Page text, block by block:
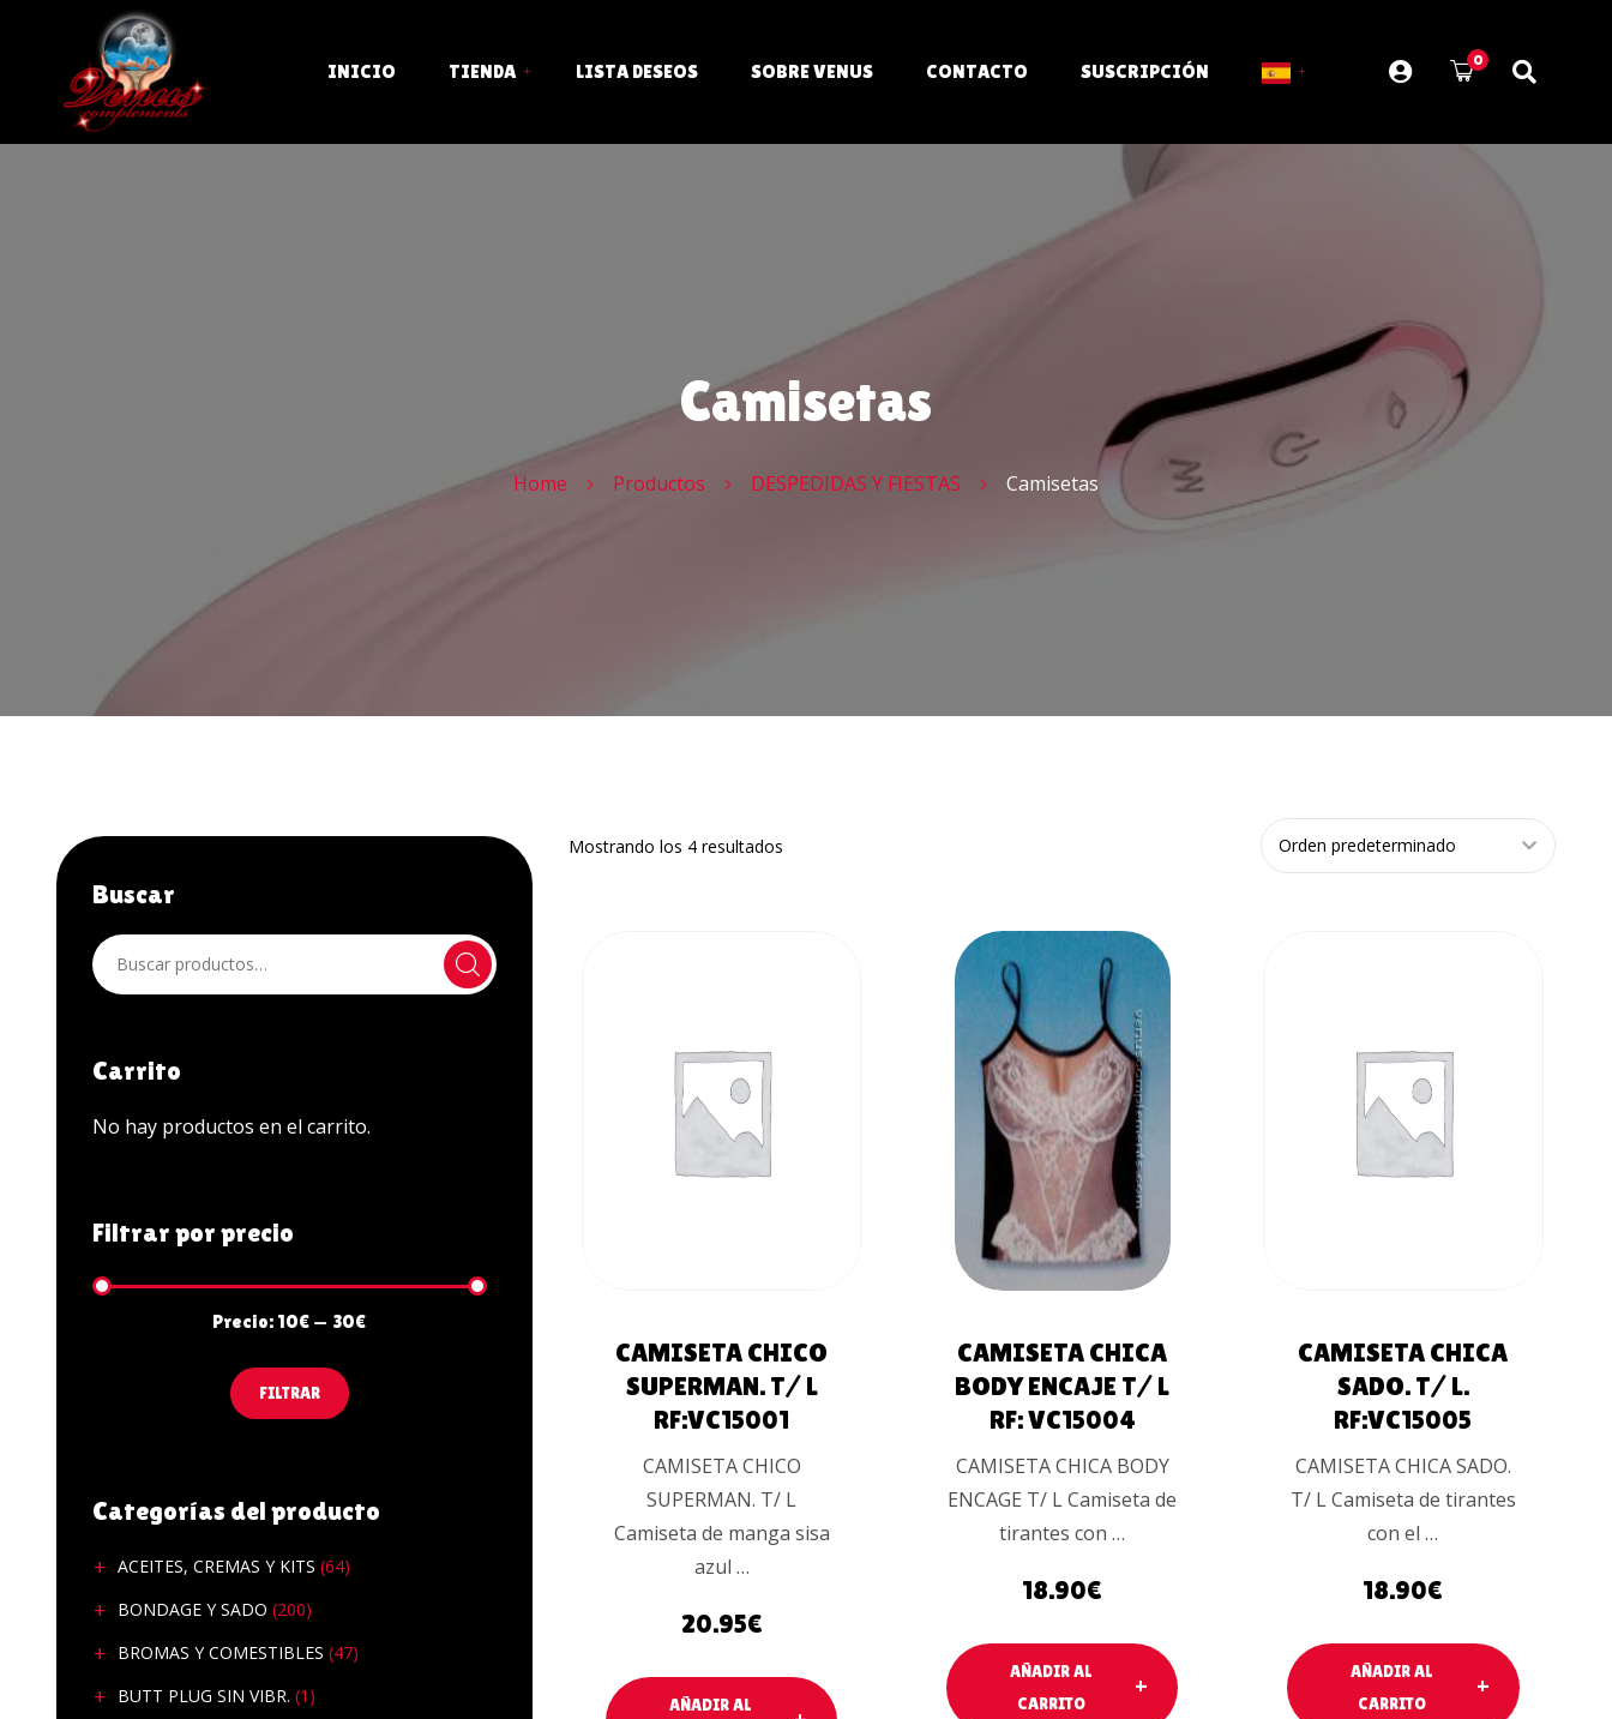
INICIO TIENDA
DESPEDIDAS Y FIESTAS
DISFRACES
LENCERÍA HOMBRE
OTROS
LISTA DESEOS SOBRE VENUS CONTACTO SUSCRIPCIÓN 0
Camisetas
Home Productos DESPEDIDAS Y FIESTAS Camisetas
Mostrando los 4 resultados
AÑADIR AL
CARRITO
CAMISETA CHICO
SUPERMAN. T/ L
RF:VC15001
CAMISETA CHICO
SUPERMAN. T/ L
Camiseta de manga sisa
azul …
20.95€
AÑADIR AL
AÑADIR AL
CARRITO
CAMISETA CHICA
BODY ENCAJE T/ L
RF: VC15004
CAMISETA CHICA BODY
ENCAGE T/ L Camiseta de
tirantes con …
18.90€
AÑADIR AL
CARRITO
AÑADIR AL
CARRITO
CAMISETA CHICA
SADO. T/ L.
RF:VC15005
CAMISETA CHICA SADO.
T/ L Camiseta de tirantes
con el …
18.90€
AÑADIR AL
CARRITO
Buscar
Carrito
No hay productos en el carrito.
Filtrar por precio
FILTRAR
Precio: 10€ — 30€
Categorías del producto
ACEITES, CREMAS Y KITS (64)
BONDAGE Y SADO (200)
BROMAS Y COMESTIBLES (47)
BUTT PLUG SIN VIBR. (1)